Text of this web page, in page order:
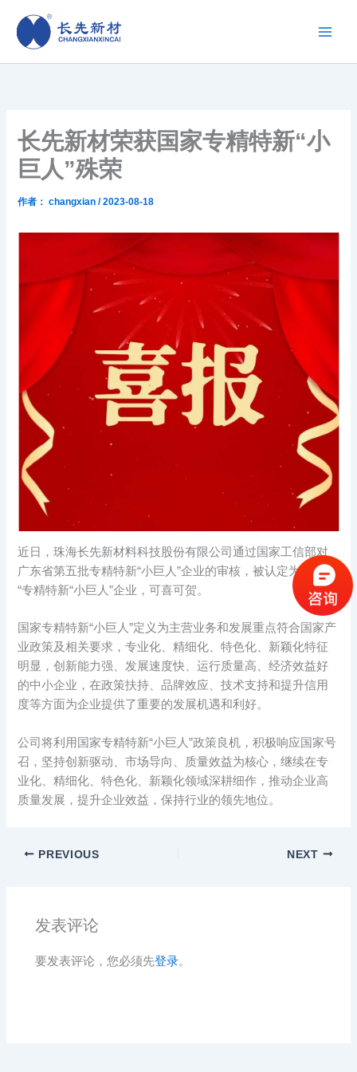
容
长先新材荣获国家专精特新“小
巨人”殊荣
作者： changxian/2023-08-18
近日，珠海长先新材料科技股份有限公司通过国家工信部对
广东省第五批专精特新“小巨人”企业的审核，被认定为国家
“专精特新“小巨人”企业，可喜可贺。
国家专精特新“小巨人”定义为主营业务和发展重点符合国家产
业政策及相关要求，专业化、精细化、特色化、新颖化特征
明显，创新能力强、发展速度快、运行质量高、经济效益好
的中小企业，在政策扶持、品牌效应、技术支持和提升信用
度等方面为企业提供了重要的发展机遇和利好。
公司将利用国家专精特新“小巨人”政策良机，积极响应国家号
召，坚持创新驱动、市场导向、质量效益为核心，继续在专
业化、精细化、特色化、新颖化领域深耕细作，推动企业高
质量发展，提升企业效益，保持行业的领先地位。
PREVIOUS NEXT
发表评论
要发表评论，您必须先登录。